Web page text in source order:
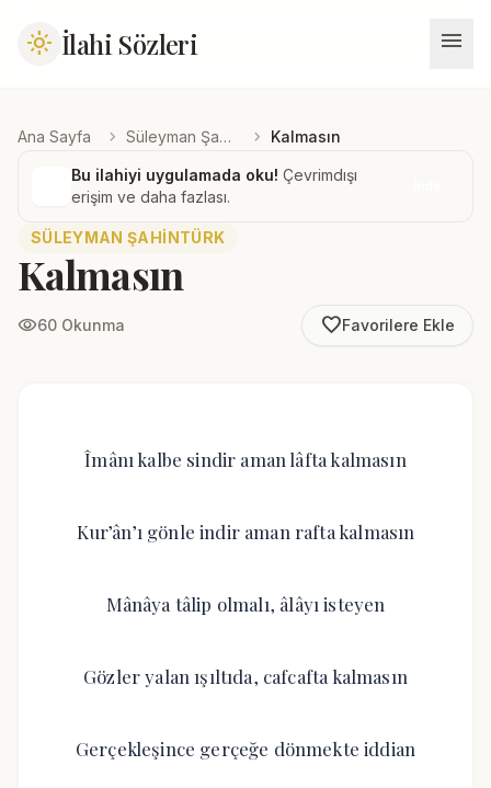
light_mode İlahi Sözleri menu
Ana Sayfa chevron_right Süleyman Şahintürk chevron_right Kalmasın
Bu ilahiyi uygulamada oku! Çevrimdışı
erişim ve daha fazlası.
SÜLEYMAN ŞAHINTÜRK
Kalmasın
visibility60 Okunma favorite_borderFavorilere Ekle
Îmânı kalbe sindir aman lâfta kalmasın
Kur’ân’ı gönle indir aman rafta kalmasın
Mânâya tâlip olmalı, âlâyı isteyen
Gözler yalan ışıltıda, cafcafta kalmasın
Gerçekleşince gerçeğe dönmekte iddian